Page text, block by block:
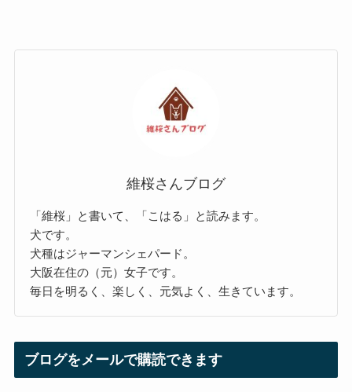
維桜さんブログ
「維桜」と書いて、「こはる」と読みます。
犬です。
犬種はジャーマンシェパード。
大阪在住の（元）女子です。
毎日を明るく、楽しく、元気よく、生きています。
ブログをメールで購読できます